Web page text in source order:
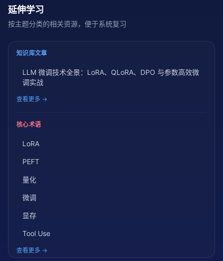
延伸学习
按主题分类的相关资源，便于系统复习
知识库文章
LLM 微调技术全景：LoRA、QLoRA、DPO 与参数高效微
调实战
查看更多 →
核心术语
LoRA
PEFT
量化
微调
显存
Tool Use
查看更多 →